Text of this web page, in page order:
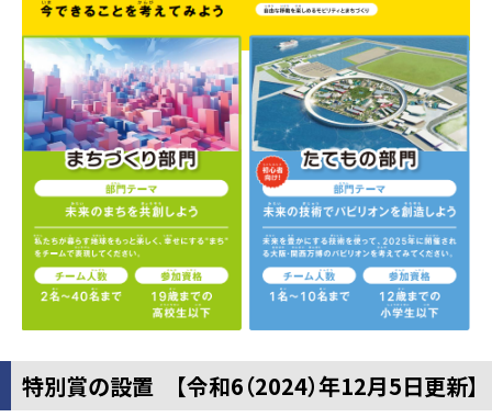
特別賞の設置 【令和6（2024）年12月5日更新】